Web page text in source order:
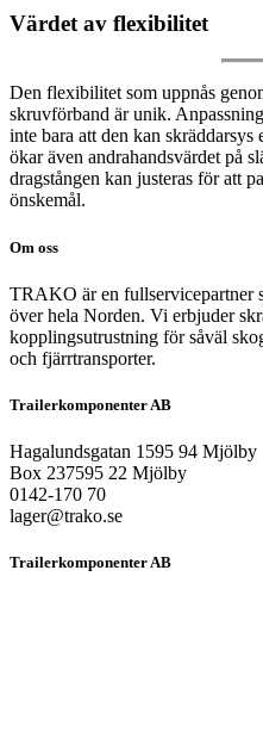
Värdet av flexibilitet
Den flexibilitet som uppnås
skruvförband är unik.
inte bara att den kan
ökar även andrahandsvärdet på
dragstången kan justeras för att
önskemål.
Om oss
TRAKO är en fullservicepartner
över hela Norden. Vi erbjuder
kopplingsutrustning för såväl
och fjärrtransporter.
Trailerkomponenter AB
Hagalundsgatan 1595 94 Mjölby
Box 237595 22 Mjölby
0142-170 70
lager@trako.se
Trailerkomponenter AB